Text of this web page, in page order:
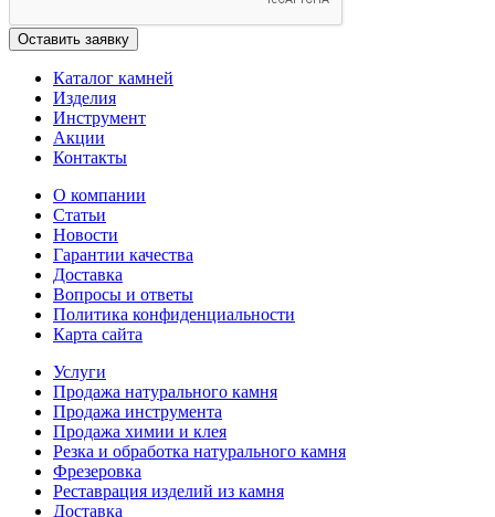
Каталог камней
Изделия
Инструмент
Акции
Контакты
О компании
Статьи
Новости
Гарантии качества
Доставка
Вопросы и ответы
Политика конфиденциальности
Карта сайта
Услуги
Продажа натурального камня
Продажа инструмента
Продажа химии и клея
Резка и обработка натурального камня
Фрезеровка
Реставрация изделий из камня
Доставка